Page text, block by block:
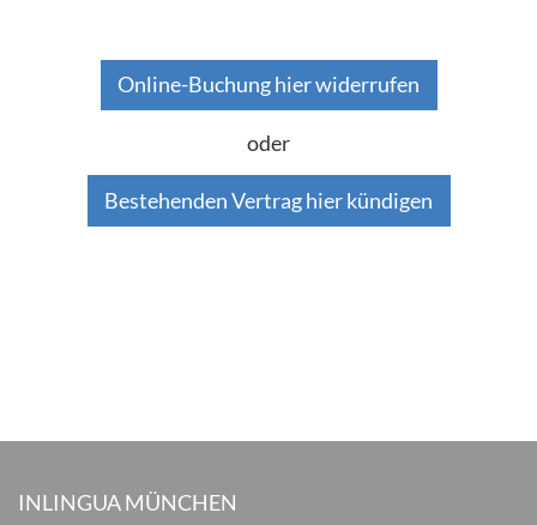
Online-Buchung hier widerrufen
oder
Bestehenden Vertrag hier kündigen
INLINGUA MÜNCHEN